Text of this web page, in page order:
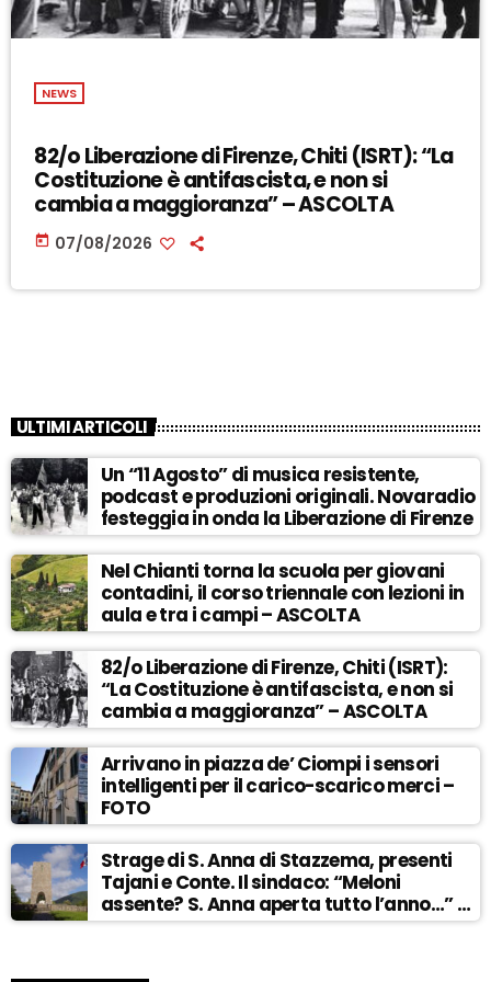
NEWS
82/o Liberazione di Firenze, Chiti (ISRT): “La
Costituzione è antifascista, e non si
cambia a maggioranza” – ASCOLTA
today 07/08/2026
ULTIMI ARTICOLI
Un “11 Agosto” di musica resistente,
podcast e produzioni originali. Novaradio
festeggia in onda la Liberazione di Firenze
Nel Chianti torna la scuola per giovani
contadini, il corso triennale con lezioni in
aula e tra i campi – ASCOLTA
82/o Liberazione di Firenze, Chiti (ISRT):
“La Costituzione è antifascista, e non si
cambia a maggioranza” – ASCOLTA
Arrivano in piazza de’ Ciompi i sensori
intelligenti per il carico-scarico merci –
FOTO
Strage di S. Anna di Stazzema, presenti
Tajani e Conte. Il sindaco: “Meloni
assente? S. Anna aperta tutto l’anno…” –
ASCOLTA